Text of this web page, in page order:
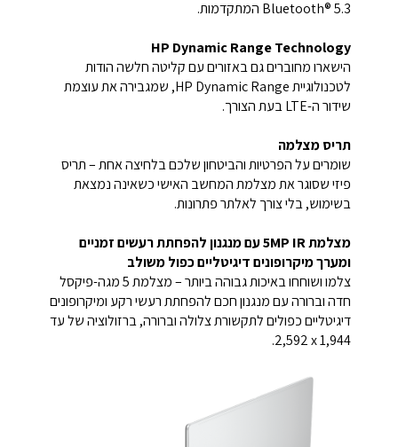
Bluetooth® 5.3 המתקדמות.
HP Dynamic Range Technology
הישארו מחוברים גם באזורים עם קליטה חלשה הודות
לטכנולוגיית HP Dynamic Range, שמגבירה את עוצמת
שידור ה-LTE בעת הצורך.
תריס מצלמה
שומרים על הפרטיות והביטחון שלכם בלחיצה אחת – תריס
פיזי שסוגר את מצלמת המחשב האישי כשאינה נמצאת
בשימוש, בלי צורך לאלתר פתרונות.
מצלמת 5MP IR עם מנגנון להפחתת רעשים זמניים
ומערך מיקרופונים דיגיטליים כפול משולב
צלמו ושוחחו באיכות גבוהה ביותר – מצלמת 5 מגה-פיקסל
חדה וברורה עם מנגנון חכם להפחתת רעשי רקע ומיקרופונים
דיגיטליים כפולים לתקשורת צלולה וברורה, ברזולוציה של עד
‎2,592 x 1,944‎.